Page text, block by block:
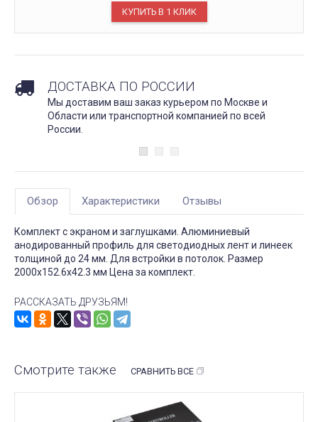
ДОСТАВКА ПО РОССИИ
Мы доставим ваш заказ курьером по Москве и
Области или транспортной компанией по всей
России.
Обзор Характеристики Отзывы
Комплект с экраном и заглушками. Алюминиевый
анодированный профиль для светодиодных лент и линеек
толщиной до 24 мм. Для встройки в потолок. Размер
2000х152.6х42.3 мм Цена за комплект.
РАССКАЗАТЬ ДРУЗЬЯМ!
Смотрите также СРАВНИТЬ ВСЕ